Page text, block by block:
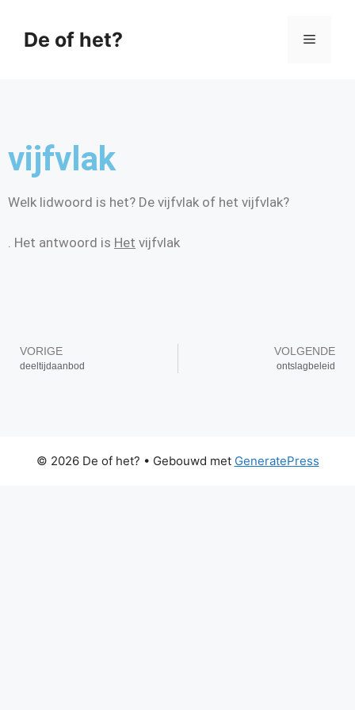
De of het?
vijfvlak
Welk lidwoord is het? De vijfvlak of het vijfvlak?
. Het antwoord is Het vijfvlak
VORIGE
deeltijdaanbod
VOLGENDE
ontslagbeleid
© 2026 De of het? • Gebouwd met GeneratePress